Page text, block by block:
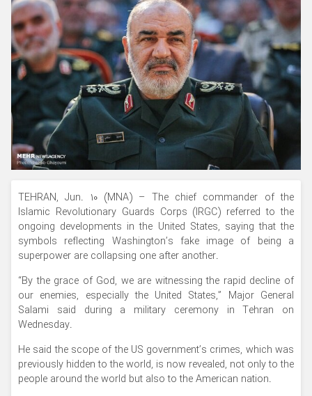
TEHRAN, Jun. 10 (MNA) – The chief commander of the
Islamic Revolutionary Guards Corps (IRGC) referred to the
ongoing developments in the United States, saying that the
symbols reflecting Washington’s fake image of being a
superpower are collapsing one after another.
“By the grace of God, we are witnessing the rapid decline of
our enemies, especially the United States,” Major General
Salami said during a military ceremony in Tehran on
Wednesday.
He said the scope of the US government’s crimes, which was
previously hidden to the world, is now revealed, not only to the
people around the world but also to the American nation.